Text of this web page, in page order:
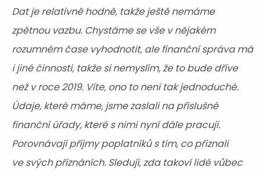
Dat je relativně hodně, takže ještě nemáme
zpětnou vazbu. Chystáme se vše v nějakém
rozumném čase vyhodnotit, ale finanční správa má
i jiné činnosti, takže si nemyslím, že to bude dříve
než v roce 2019. Víte, ono to není tak jednoduché.
Údaje, které máme, jsme zaslali na příslušné
finanční úřady, které s nimi nyní dále pracují.
Porovnávají příjmy poplatníků s tím, co přiznali
ve svých přiznáních. Sledují, zda takoví lidé vůbec